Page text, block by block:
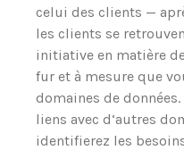
celui des clients —
les clients se
initiative en matière
fur et à mesure que
domaines de
liens avec d‘autres
identifierez les